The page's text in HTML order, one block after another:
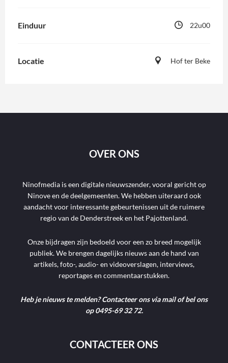
Einduur 22u00
Locatie Hof ter Beke
OVER ONS
Ninofmedia is een digitale nieuwszender, vooral gericht op
Ninove en de deelgemeenten. We hebben uiteraard ook
aandacht voor interessante gebeurtenissen uit de ruimere
regio van de Denderstreek en het Pajottenland.
Onze bijdragen zijn bedoeld voor een zo breed mogelijk
publiek. We brengen dagelijks nieuws aan de hand van
artikels, foto-, audio- en videoverslagen, interviews,
reportages en commentaarstukken.
Heb je nieuws te melden? Contacteer ons via mail of bel ons
op 0495-69 32 72.
CONTACTEER ONS